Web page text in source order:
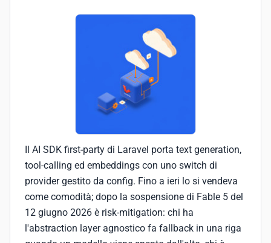
Il AI SDK first-party di Laravel porta text generation,
tool-calling ed embeddings con uno switch di
provider gestito da config. Fino a ieri lo si vendeva
come comodità; dopo la sospensione di Fable 5 del
12 giugno 2026 è risk-mitigation: chi ha
l'abstraction layer agnostico fa fallback in una riga